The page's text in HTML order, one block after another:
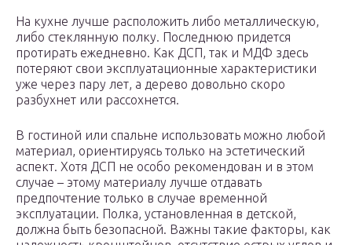
На кухне лучше расположить либо металлическую,
либо стеклянную полку. Последнюю придется
протирать ежедневно. Как ДСП, так и МДФ здесь
потеряют свои эксплуатационные характеристики
уже через пару лет, а дерево довольно скоро
разбухнет или рассохнется.
В гостиной или спальне использовать можно любой
материал, ориентируясь только на эстетический
аспект. Хотя ДСП не особо рекомендован и в этом
случае – этому материалу лучше отдавать
предпочтение только в случае временной
эксплуатации. Полка, установленная в детской,
должна быть безопасной. Важны такие факторы, как